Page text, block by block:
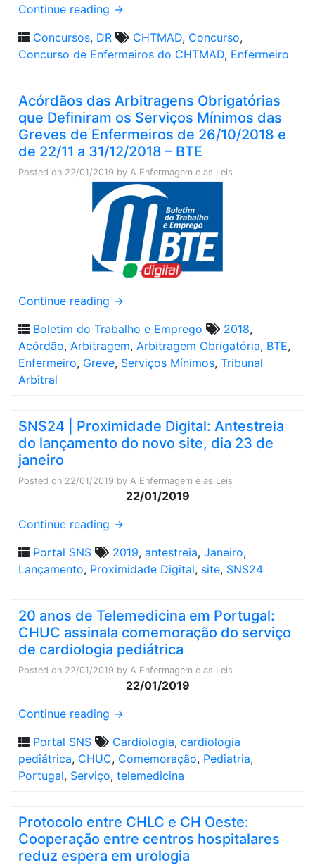
Continue reading →
Concursos, DR CHTMAD, Concurso,
Concurso de Enfermeiros do CHTMAD, Enfermeiro
Acórdãos das Arbitragens Obrigatórias
que Definiram os Serviços Mínimos das
Greves de Enfermeiros de 26/10/2018 e
de 22/11 a 31/12/2018 – BTE
Posted on 22/01/2019 by A Enfermagem e as Leis
Continue reading →
Boletim do Trabalho e Emprego
2018,
Acórdão, Arbitragem, Arbitragem Obrigatória, BTE,
Enfermeiro, Greve, Serviços Mínimos, Tribunal
Arbitral
SNS24 | Proximidade Digital: Antestreia
do lançamento do novo site, dia 23 de
janeiro
Posted on 22/01/2019 by A Enfermagem e as Leis
22/01/2019
Continue reading →
Portal SNS
2019, antestreia, Janeiro,
Lançamento, Proximidade Digital, site, SNS24
20 anos de Telemedicina em Portugal:
CHUC assinala comemoração do serviço
de cardiologia pediátrica
Posted on 22/01/2019 by A Enfermagem e as Leis
22/01/2019
Continue reading →
Portal SNS
Cardiologia, cardiologia
pediátrica, CHUC, Comemoração, Pediatria,
Portugal, Serviço, telemedicina
Protocolo entre CHLC e CH Oeste:
Cooperação entre centros hospitalares
reduz espera em urologia